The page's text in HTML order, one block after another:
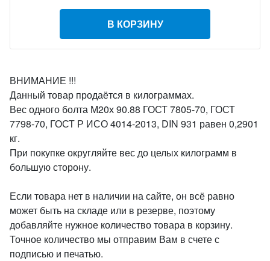
В КОРЗИНУ
ВНИМАНИЕ !!!
Данный товар продаётся в килограммах.
Вес одного болта М20х 90.88 ГОСТ 7805-70, ГОСТ
7798-70, ГОСТ Р ИСО 4014-2013, DIN 931 равен 0,2901
кг.
При покупке округляйте вес до целых килограмм в
большую сторону.
Если товара нет в наличии на сайте, он всё равно
может быть на складе или в резерве, поэтому
добавляйте нужное количество товара в корзину.
Точное количество мы отправим Вам в счете с
подписью и печатью.